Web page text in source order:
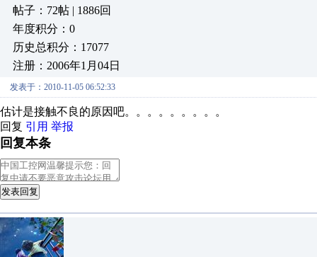
帖子：72帖 | 1886回
年度积分：0
历史总积分：17077
注册：2006年1月04日
发表于：2010-11-05 06:52:33
估计是接触不良的原因吧。。。。。。。。。
回复 引用 举报
回复本条
发表回复